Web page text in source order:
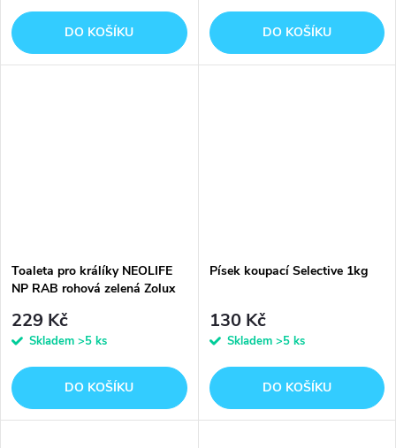
DO KOŠÍKU DO KOŠÍKU
Toaleta pro králíky NEOLIFE
NP RAB rohová zelená Zolux
229 Kč
Skladem >5 ks
DO KOŠÍKU
Písek koupací Selective 1kg
130 Kč
Skladem >5 ks
DO KOŠÍKU